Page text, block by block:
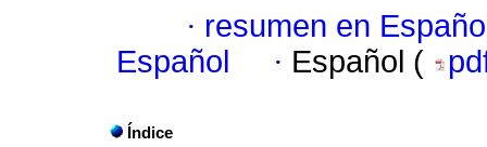
· resumen en
Español
· Español (
Índice